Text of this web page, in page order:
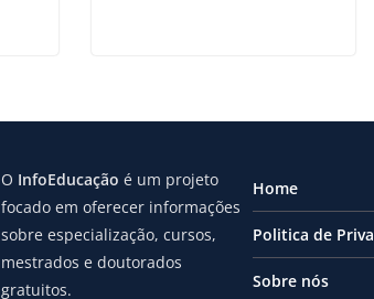
O InfoEducação é um projeto
focado em oferecer informações
sobre especialização, cursos,
mestrados e doutorados
gratuitos.
Home
Politica de
Sobre nós